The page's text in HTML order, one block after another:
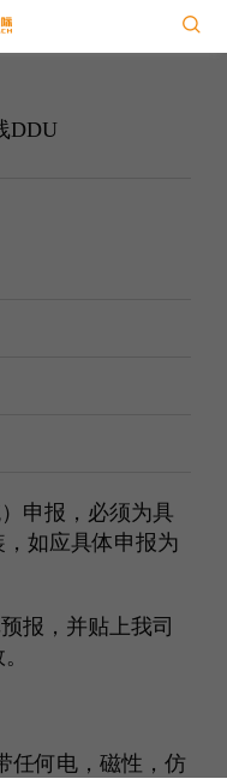
DDU
申报，必须为具
如应具体申报为
报，并贴上我司
任何电，磁性，仿